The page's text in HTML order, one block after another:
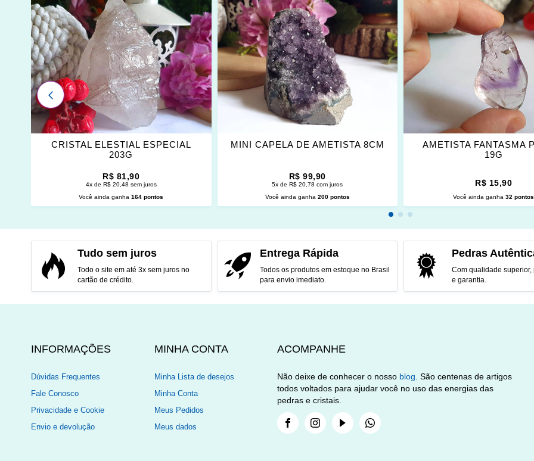
ADICIONAR
OS
FAVORITOS
CRISTAL ELESTIAL ESPECIAL
203G
R$ 81,90
4x de R$ 20,48 sem juros
Você ainda ganha164 pontos
ADICIONAR
OS
FAVORITOS
MINI CAPELA DE AMETISTA 8CM
R$ 99,90
5x de R$ 20,78 com juros
Você ainda ganha 200 pontos
OS
AMETISTA FANTASMA
19G
R$ 15,90
Você ainda ganha32 pontos
ANTERIOR
Tudo sem juros
Todo o site em até 3x sem juros no
cartão de crédito.
Entrega Rápida
Todos os produtos em estoque no Brasil
para envio imediato.
Pedras
Com qualidade superior,
e garantia.
INFORMAÇÕES
Dúvidas Frequentes
Fale Conosco
Privacidade e Cookie
Envio e devolução
MINHA CONTA
Minha Lista de desejos
Minha Conta
Meus Pedidos
Meus dados
ACOMPANHE
Não deixe de conhecer o nosso blog. São centenas de artigos
todos voltados para ajudar você no uso das energias das
pedras e cristais.
FacebookInstagramYoutubeWhatsapp